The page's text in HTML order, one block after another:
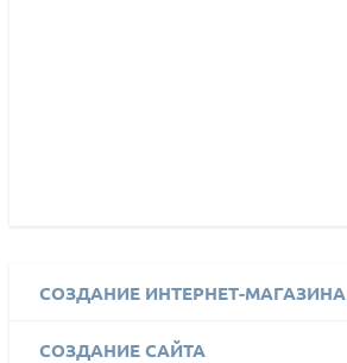
СОЗДАНИЕ ИНТЕРНЕТ-МАГАЗИНА
СОЗДАНИЕ САЙТА